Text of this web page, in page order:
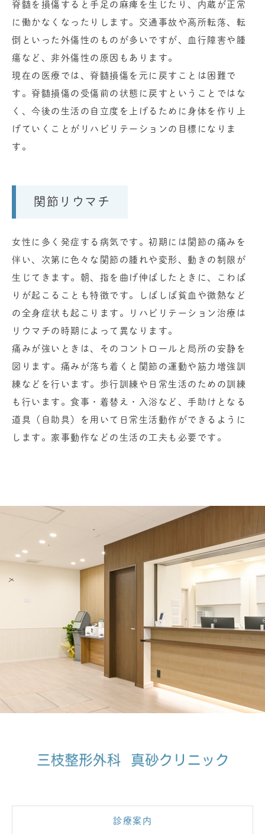
脊髄を損傷すると手足の麻痺を生じたり、内蔵が正常
に働かなくなったりします。交通事故や高所転落、転
倒といった外傷性のものが多いですが、血行障害や腫
瘍など、非外傷性の原因もあります。
現在の医療では、脊髄損傷を元に戻すことは困難で
す。脊髄損傷の受傷前の状態に戻すということではな
く、今後の生活の自立度を上げるために身体を作り上
げていくことがリハビリテーションの目標になりま
す。
関節リウマチ
女性に多く発症する病気です。初期には関節の痛みを
伴い、次第に色々な関節の腫れや変形、動きの制限が
生じてきます。朝、指を曲げ伸ばしたときに、こわば
りが起こることも特徴です。しばしば貧血や微熱など
の全身症状も起こります。リハビリテーション治療は
リウマチの時期によって異なります。
痛みが強いときは、そのコントロールと局所の安静を
図ります。痛みが落ち着くと関節の運動や筋力増強訓
練などを行います。歩行訓練や日常生活のための訓練
も行います。食事・着替え・入浴など、手助けとなる
道具（自助具）を用いて日常生活動作ができるように
します。家事動作などの生活の工夫も必要です。
診療案内